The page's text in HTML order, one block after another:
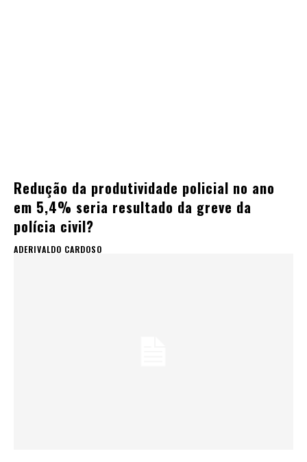
Redução da produtividade policial no ano
em 5,4% seria resultado da greve da
polícia civil?
ADERIVALDO CARDOSO